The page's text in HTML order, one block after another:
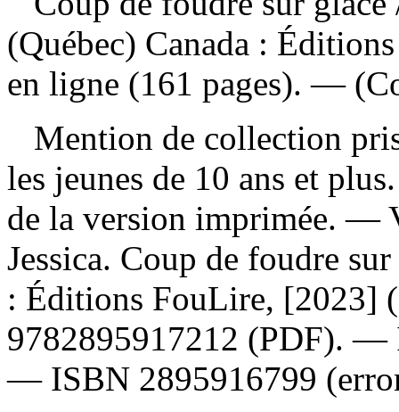
(Québec) Canada :
en ligne (161 pages). —
Mention de collection
les jeunes de 10 ans et
de la version imprimée. —
Jessica. Coup de foudre
: Éditions FouLire,
9782895917212 (PDF). —
— ISBN 2895916799